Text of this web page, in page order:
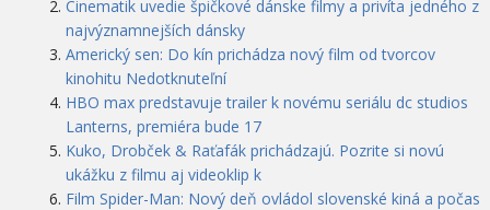
Cinematik uvedie špičkové dánske filmy a privíta jedného z
najvýznamnejších dánsky
Americký sen: Do kín prichádza nový film od tvorcov
kinohitu Nedotknuteľní
HBO max predstavuje trailer k novému seriálu dc studios
Lanterns, premiéra bude 17
Kuko, Drobček & Raťafák prichádzajú. Pozrite si novú
ukážku z filmu aj videoklip k
Film Spider-Man: Nový deň ovládol slovenské kiná a počas